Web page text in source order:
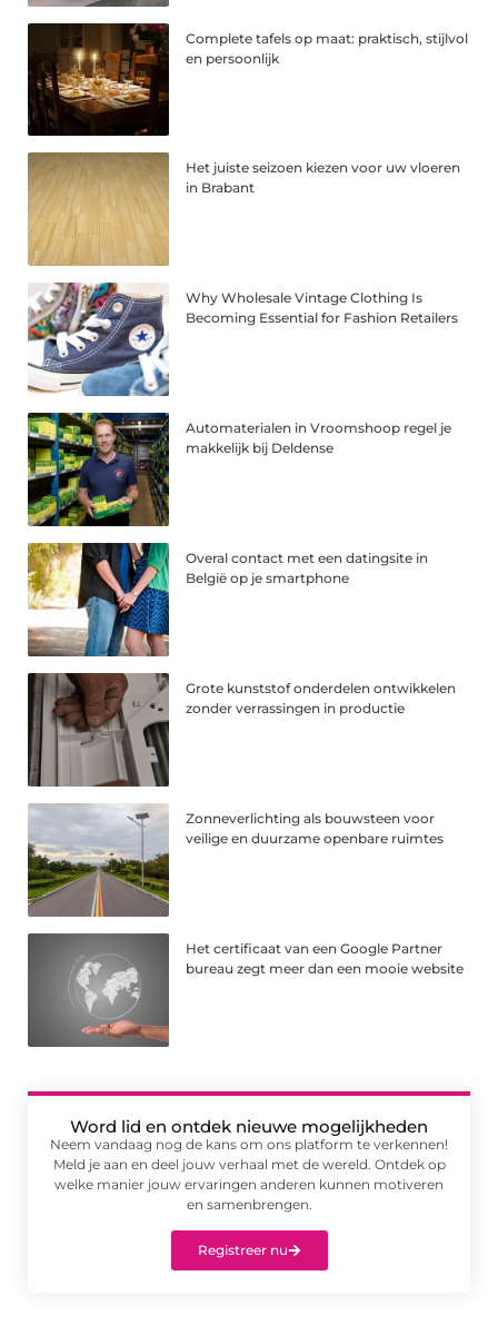
Complete tafels op maat: praktisch, stijlvol
en persoonlijk
Het juiste seizoen kiezen voor uw vloeren
in Brabant
Why Wholesale Vintage Clothing Is
Becoming Essential for Fashion Retailers
Automaterialen in Vroomshoop regel je
makkelijk bij Deldense
Overal contact met een datingsite in
België op je smartphone
Grote kunststof onderdelen ontwikkelen
zonder verrassingen in productie
Zonneverlichting als bouwsteen voor
veilige en duurzame openbare ruimtes
Het certificaat van een Google Partner
bureau zegt meer dan een mooie website
Word lid en ontdek nieuwe mogelijkheden
Neem vandaag nog de kans om ons platform te verkennen!
Meld je aan en deel jouw verhaal met de wereld. Ontdek op
welke manier jouw ervaringen anderen kunnen motiveren
en samenbrengen.
Registreer nu